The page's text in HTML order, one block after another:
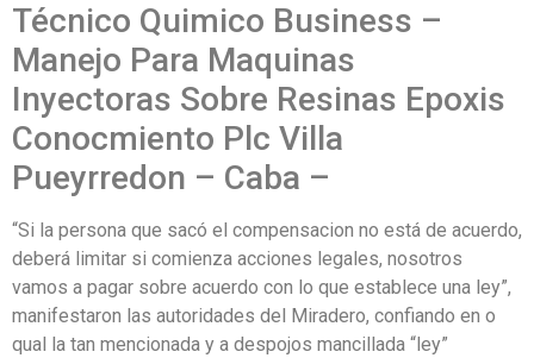
Técnico Quimico Business –
Manejo Para Maquinas
Inyectoras Sobre Resinas Epoxis
Conocmiento Plc Villa
Pueyrredon – Caba –
“Si la persona que sacó el compensacion no está de acuerdo,
deberá limitar si comienza acciones legales, nosotros
vamos a pagar sobre acuerdo con lo que establece una ley”,
manifestaron las autoridades del Miradero, confiando en o
qual la tan mencionada y a despojos mancillada “ley”